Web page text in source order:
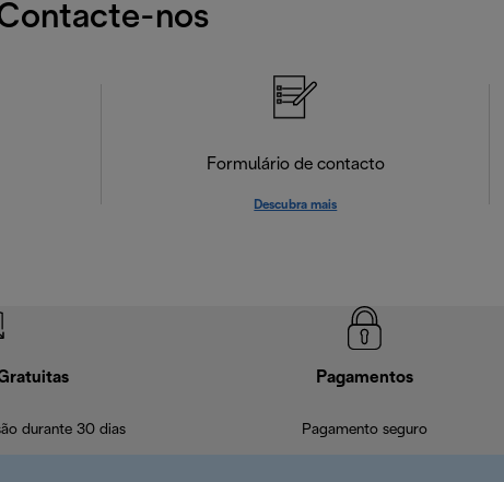
nos
Formulário de contacto
Descubra mais
durante 30 dias
Pagamentos
Pagamento seguro